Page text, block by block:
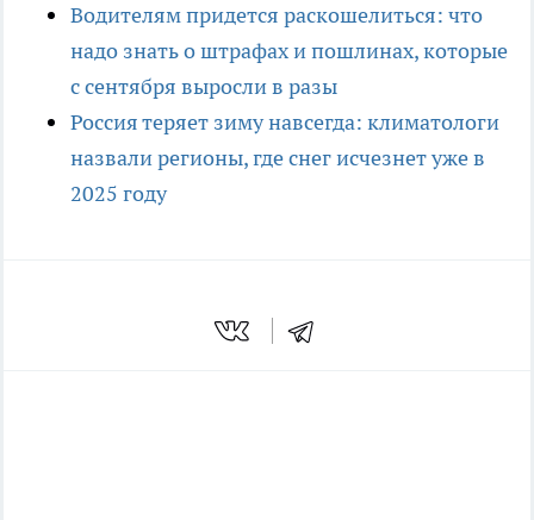
Водителям придется раскошелиться: что
надо знать о штрафах и пошлинах, которые
с сентября выросли в разы
Россия теряет зиму навсегда: климатологи
назвали регионы, где снег исчезнет уже в
2025 году